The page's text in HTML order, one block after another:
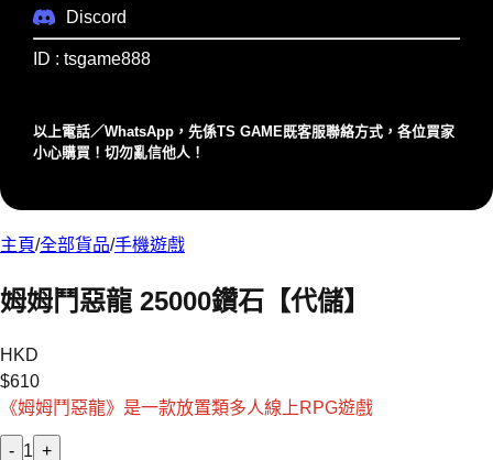
Discord
ID : tsgame888
以上電話／WhatsApp，先係TS GAME既客服聯絡⽅式，各位買家
⼩⼼購買！切勿亂信他⼈！
主頁/全部貨品/手機遊戲
姆姆鬥惡龍 25000鑽石【代儲】
HKD
$610
《姆姆鬥惡龍》是一款放置類多人線上RPG遊戲
- 1 +